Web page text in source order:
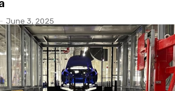
- June 3, 2025